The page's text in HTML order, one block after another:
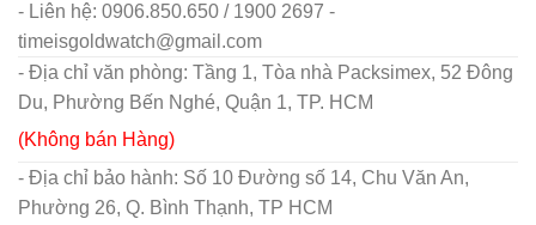
- Liên hệ: 0906.850.650 / 1900 2697 -
timeisgoldwatch@gmail.com
- Địa chỉ văn phòng: Tầng 1, Tòa nhà Packsimex, 52 Đông
Du, Phường Bến Nghé, Quận 1, TP. HCM
(Không bán Hàng)
- Địa chỉ bảo hành: Số 10 Đường số 14, Chu Văn An,
Phường 26, Q. Bình Thạnh, TP HCM